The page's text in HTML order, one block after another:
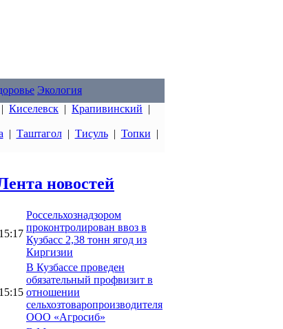
Экология
| Киселевск | Крапивинский |
| Таштагол| Тисуль| Топки |
новостей
15:17
Россельхознадзором
проконтролирован ввоз в
Кузбасс 2,38 тонн ягод из
Киргизии
15:15
В Кузбассе проведен
обязательный профвизит в
отношении
сельхозтоваропроизводителя
ООО «Агросиб»